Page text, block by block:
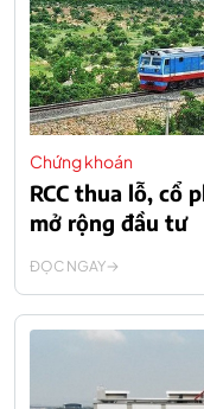
Chứng khoán
RCC thua lỗ, cổ
mở rộng đầu tư
ĐỌC NGAY